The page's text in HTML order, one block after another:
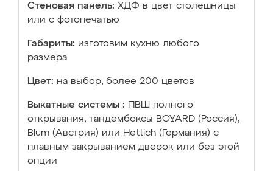
Стеновая панель: ХДФ в цвет столешницы
или с фотопечатью
Габариты: изготовим кухню любого
размера
Цвет: на выбор, более 200 цветов
Выкатные системы :
ПВШ полного
открывания, тандембоксы BOYARD (Россия),
Blum (Австрия) или Hettich (Германия) с
плавным закрыванием дверок или без этой
опции